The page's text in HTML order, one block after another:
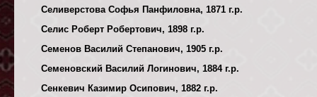
Селиверстова Софья Панфиловна, 1871 г.р.
Селис Роберт Робертович, 1898 г.р.
Семенов Василий Степанович, 1905 г.р.
Семеновский Василий Логинович, 1884 г.р.
Сенкевич Казимир Осипович, 1882 г.р.